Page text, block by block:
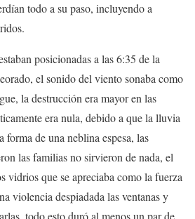
todo a su paso, incluyendo a
posicionadas a las 6:35 de la
el sonido del viento sonaba como
la destrucción era mayor en las
era nula, debido a que la lluvia
forma de una neblina espesa, las
las familias no sirvieron de nada, el
vidrios que se apreciaba como la fuerza
violencia despiadada las ventanas y